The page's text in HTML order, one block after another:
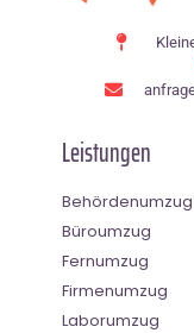
Leistungen
Behördenumzug
Büroumzug
Fernumzug
Firmenumzug
Laborumzug